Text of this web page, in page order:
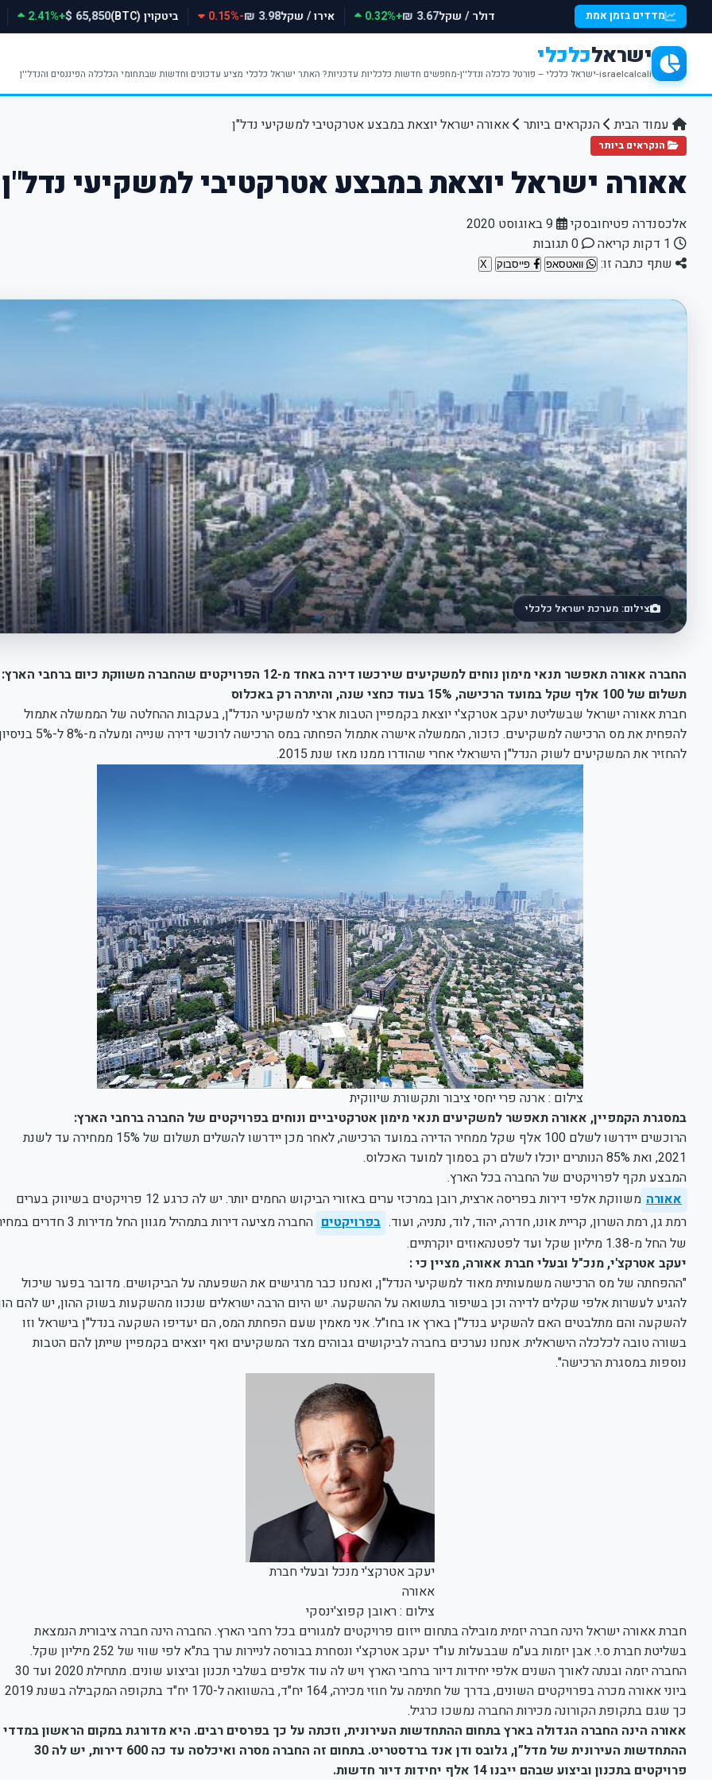
מדדים בזמן אמת דולר / שקל3.67 ₪
+0.32% אירו / שקל3.98 ₪
-0.15% ביטקוין (BTC) 65,850 $
+2.41%
ישראלכלכלי
israelcalcali-ישראל כלכלי – פורטל כלכלה ונדל''ן-מחפשים חדשות כלכליות עדכניות? האתר ישראל כלכלי מציע עדכונים וחדשות שבתחומי הכלכלה הפיננסים והנדל''ן
עמוד הבית הנקראים ביותר אאורה ישראל יוצאת במבצע אטרקטיבי למשקיעי נדל"ן
הנקראים ביותר
אאורה ישראל יוצאת במבצע אטרקטיבי למשקיעי נדל"ן
אלכסנדרה פטיחובסקי
שתף כתבה זו:
וואטסאפ פייסבוק
צילום: מערכת ישראל כלכלי
החברה אאורה תאפשר תנאי מימון נוחים למשקיעים שירכשו דירה באחד מ-12 הפרויקטים שהחברה משווקת כיום ברחבי הארץ:
תשלום של 100 אלף שקל במועד הרכישה, 15% בעוד כחצי שנה, והיתרה רק באכלוס
חברת אאורה ישראל שבשליטת יעקב אטרקצ'י יוצאת בקמפיין הטבות ארצי למשקיעי הנדל"ן, בעקבות ההחלטה של הממשלה אתמול
להפחית את מס הרכישה למשקיעים. כזכור, הממשלה אישרה אתמול הפחתה במס הרכישה לרוכשי דירה שנייה ומעלה מ-
להחזיר את המשקיעים לשוק הנדל"ן הישראלי אחרי שהודרו ממנו מאז שנת 2015.
צילום : ארנה פרי יחסי ציבור ותקשורת שיווקית
במסגרת הקמפיין, אאורה תאפשר למשקיעים תנאי מימון אטרקטיביים ונוחים בפרויקטים של החברה ברחבי הארץ:
הרוכשים יידרשו לשלם 100 אלף שקל ממחיר הדירה במועד הרכישה, לאחר מכן יידרשו להשלים תשלום של 15% ממחירה עד לשנת
2021, ואת 85% הנותרים יוכלו לשלם רק בסמוך למועד האכלוס.
המבצע תקף לפרויקטים של החברה בכל הארץ.
אאורה
משווקת אלפי דירות בפריסה ארצית, רובן במרכזי ערים באזורי הביקוש החמים יותר. יש לה כרגע 12 פרויקטים בשיווק בערים
רמת גן, רמת השרון, קריית אונו, חדרה, יהוד, לוד, נתניה, ועוד. בפרויקטים
החברה מציעה דירות בתמהיל מגוון החל מדירות 3 חדרים
של החל מ-1.38 מיליון שקל ועד לפטנהאוזים יוקרתיים.
יעקב אטרקצ'י, מנכ"ל ובעלי חברת אאורה, מציין כי :
"ההפחתה של מס הרכישה משמעותית מאוד למשקיעי הנדל"ן, ואנחנו כבר מרגישים את השפעתה על הביקושים. מדובר בפער שיכול
להגיע לעשרות אלפי שקלים לדירה וכן בשיפור בתשואה על ההשקעה. יש היום הרבה ישראלים שנכוו מהשקעות בשוק ההון, יש להם
להשקעה והם מתלבטים האם להשקיע בנדל"ן בארץ או בחו"ל. אני מאמין שעם הפחתת המס, הם יעדיפו השקעה בנדל"ן בישראל וזו
בשורה טובה לכלכלה הישראלית. אנחנו נערכים בחברה לביקושים גבוהים מצד המשקיעים ואף יוצאים בקמפיין שייתן להם הטבות
נוספות במסגרת הרכישה".
יעקב אטרקצ'י מנכל ובעלי חברת
אאורה
צילום : ראובן קפוצ'ינסקי
חברת אאורה ישראל הינה חברה יזמית מובילה בתחום ייזום פרויקטים למגורים בכל רחבי הארץ. החברה הינה חברה ציבורית הנמצאת
בשליטת חברת ס.י. אבן יזמות בע"מ שבבעלות עו"ד יעקב אטרקצ'י ונסחרת בבורסה לניירות ערך בת"א לפי שווי של 252 מיליון שקל.
החברה יזמה ובנתה לאורך השנים אלפי יחידות דיור ברחבי הארץ ויש לה עוד אלפים בשלבי תכנון וביצוע שונים. מתחילת 2020 ועד 30
ביוני אאורה מכרה בפרויקטים השונים, בדרך של חתימה על חוזי מכירה, 164 יח"ד, בהשוואה ל-170 יח"ד בתקופה המקבילה בשנת 2019
כך שגם בתקופת הקורונה מכירות החברה נמשכו כרגיל.
אאורה הינה החברה הגדולה בארץ בתחום ההתחדשות העירונית, וזכתה על כך בפרסים רבים. היא מדורגת במקום הראשון במדדי
ההתחדשות העירונית של מדל”ן, גלובס ודן אנד ברדסטריט. בתחום זה החברה מסרה ואיכלסה עד כה 600 דירות, יש לה 30
פרויקטים בתכנון וביצוע שבהם ייבנו 14 אלף יחידות דיור חדשות.